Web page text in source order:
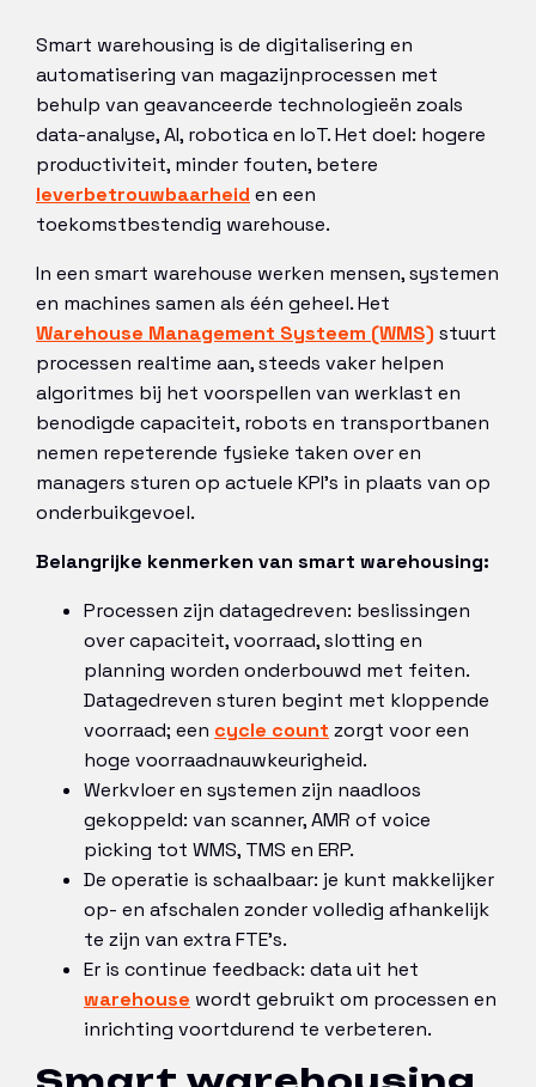
Smart warehousing is de digitalisering en
automatisering van magazijnprocessen met
behulp van geavanceerde technologieën zoals
data-analyse, AI, robotica en IoT. Het doel: hogere
productiviteit, minder fouten, betere
leverbetrouwbaarheid en een
toekomstbestendig warehouse.
In een smart warehouse werken mensen, systemen
en machines samen als één geheel. Het
Warehouse Management Systeem (WMS) stuurt
processen realtime aan, steeds vaker helpen
algoritmes bij het voorspellen van werklast en
benodigde capaciteit, robots en transportbanen
nemen repeterende fysieke taken over en
managers sturen op actuele KPI’s in plaats van op
onderbuikgevoel.
Belangrijke kenmerken van smart warehousing:
Processen zijn datagedreven: beslissingen
over capaciteit, voorraad, slotting en
planning worden onderbouwd met feiten.
Datagedreven sturen begint met kloppende
voorraad; een cycle count zorgt voor een
hoge voorraadnauwkeurigheid.
Werkvloer en systemen zijn naadloos
gekoppeld: van scanner, AMR of voice
picking tot WMS, TMS en ERP.
De operatie is schaalbaar: je kunt makkelijker
op- en afschalen zonder volledig afhankelijk
te zijn van extra FTE’s.
Er is continue feedback: data uit het
warehouse wordt gebruikt om processen en
inrichting voortdurend te verbeteren.